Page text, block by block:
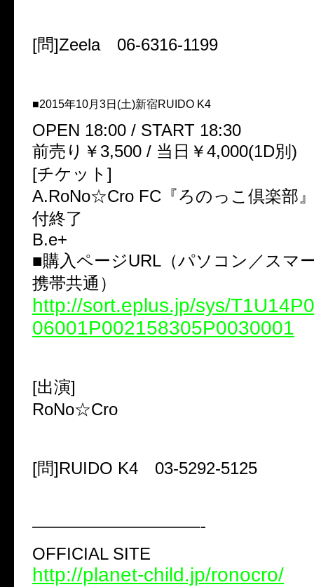
[問]Zeela 06-6316-1199
■2015年10月3日(土)新宿RUIDO K4
OPEN 18:00 / START 18:30
前売り￥3,500 / 当日￥4,000(1D別)
[チケット]
A.RoNo☆Cro FC『ろのっこ倶楽部
付終了
B.e+
■購入ページURL（パソコン／スマ
携帯共通）
http://sort.eplus.jp/sys/
06001P002158305P0030001
[出演]
RoNo☆Cro
[問]RUIDO K4 03-5292-5125
——————————-
OFFICIAL SITE
http://planet-child.jp/ronocro/